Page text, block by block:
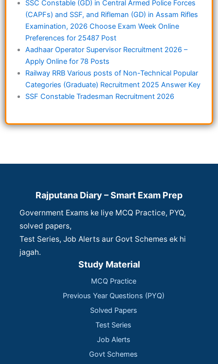
SSC Constable (GD) in Central Armed Police Forces
(CAPFs) and SSF, and Rifleman (GD) in Assam Rifles
Examination, 2026 Choose Exam Week Online
Preferences for 25487 Post
Aadhaar Operator Supervisor Recruitment 2026 –
Apply Online for 78 Posts
Railway RRB Various posts of Non-Technical Popular
Categories (Graduate) Recruitment 2025 Answer Key
SSF Constable Tradesman Recruitment 2026
Rajputana Diary – Smart Exam Prep
Government Exams ke liye MCQ Practice, PYQ,
solved papers,
Test Series, Job Alerts aur Govt Schemes ek hi
jagah.
Study Material
MCQ Practice
Previous Year Questions (PYQ)
Solved Papers
Test Series
Job Alerts
Govt Schemes